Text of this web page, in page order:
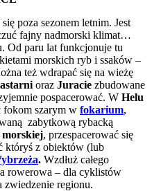
poza sezonem letnim. Jest
fajny nadmorski klimat…
Od paru lat funkcjonuje tu
morskich ryb i ssaków –
też wdrapać się na wieżę
oraz Juracie zbudowane
pospacerować. W Helu
fokom szarym w fokarium,
zabytkową rybacką
, przespacerować się
któryś z obiektów (lub
. Wzdłuż całego
rowerowa – dla cyklistów
zwiedzenie regionu.